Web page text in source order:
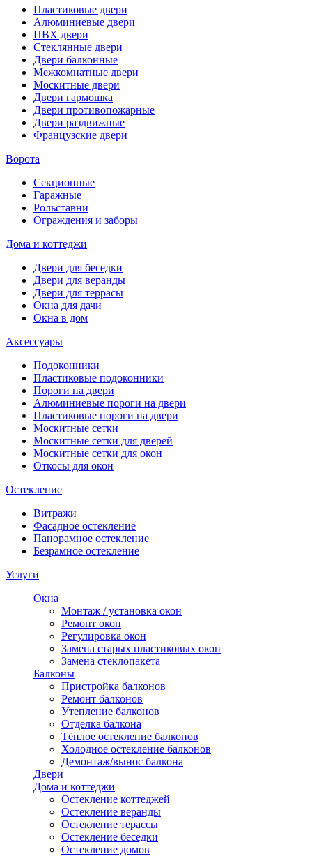
Пластиковые двери
Алюминиевые двери
ПВХ двери
Стеклянные двери
Двери балконные
Межкомнатные двери
Москитные двери
Двери гармошка
Двери противопожарные
Двери раздвижные
Французские двери
Ворота
Секционные
Гаражные
Рольставни
Ограждения и заборы
Дома и коттеджи
Двери для беседки
Двери для веранды
Двери для террасы
Окна для дачи
Окна в дом
Аксессуары
Подоконники
Пластиковые подоконники
Пороги на двери
Алюминиевые пороги на двери
Пластиковые пороги на двери
Москитные сетки
Москитные сетки для дверей
Москитные сетки для окон
Откосы для окон
Остекление
Витражи
Фасадное остекление
Панорамное остекление
Безрамное остекление
Услуги
Окна
Монтаж / установка окон
Ремонт окон
Регулировка окон
Замена старых пластиковых окон
Замена стеклопакета
Балконы
Пристройка балконов
Ремонт балконов
Утепление балконов
Отделка балкона
Тёплое остекление балконов
Холодное остекление балконов
Демонтаж/вынос балкона
Двери
Дома и коттеджи
Остекление коттеджей
Остекление веранды
Остекление терассы
Остекление беседки
Остекление домов